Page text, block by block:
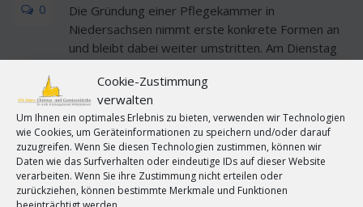
Cookie-Zustimmung
verwalten
Um Ihnen ein optimales Erlebnis zu bieten, verwenden wir Technologien
wie Cookies, um Geräteinformationen zu speichern und/oder darauf
zuzugreifen. Wenn Sie diesen Technologien zustimmen, können wir
Daten wie das Surfverhalten oder eindeutige IDs auf dieser Website
verarbeiten. Wenn Sie ihre Zustimmung nicht erteilen oder
zurückziehen, können bestimmte Merkmale und Funktionen
0
Die Gründung einer Pflegekammer in
Niedersachsen nimmt erste konkrete Formen an
und bleibt dabei weiter umstritten. Am Dienstag
gebildete Gründungskonferenz für das Gremium
vor. Hannover (epd). In Niedersachsen haben die
konkreten Planungen für die ...
[MEHR...]